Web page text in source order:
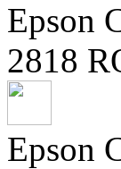
Epson
2818
Epson